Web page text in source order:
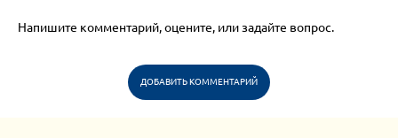
Напишите комментарий, оцените, или задайте вопрос.
ДОБАВИТЬ КОММЕНТАРИЙ